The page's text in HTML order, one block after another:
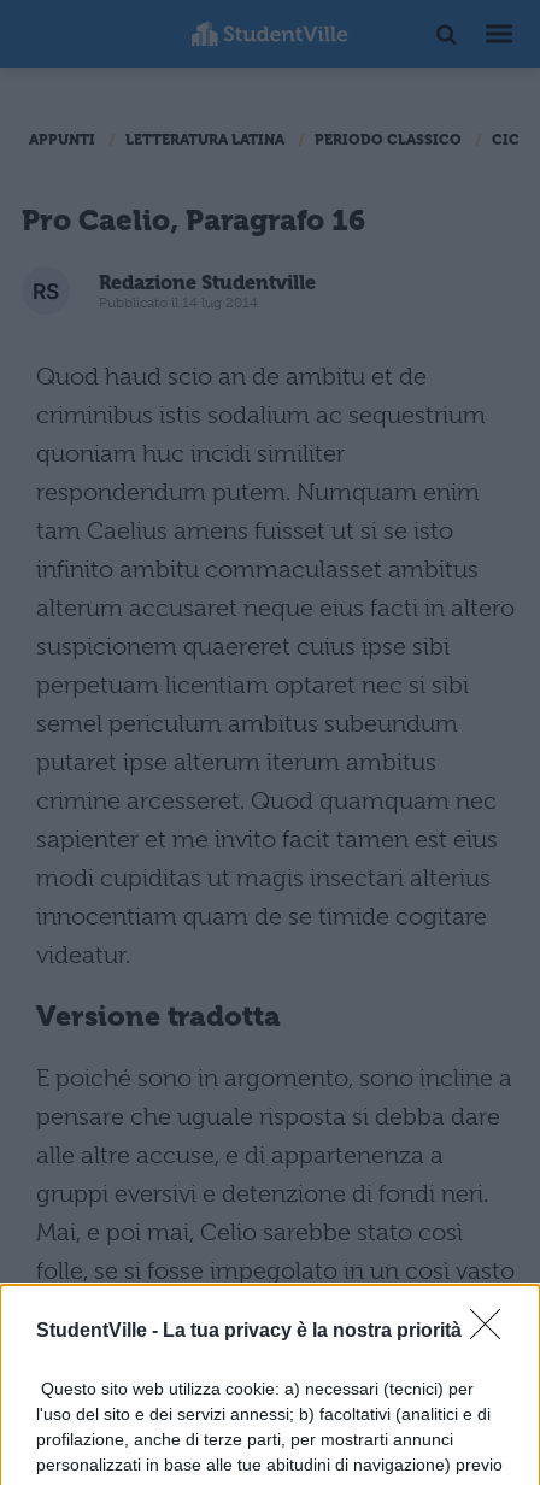
StudentVille - La tua privacy è la nostra priorità
Questo sito web utilizza cookie: a) necessari (tecnici) per
l'uso del sito e dei servizi annessi; b) facoltativi (analitici e di
profilazione, anche di terze parti, per mostrarti annunci
personalizzati in base alle tue abitudini di navigazione) previo
APPUNTI LETTERATURA LATINA PERIODO CLASSICO
Pro Caelio, Paragrafo 16
Redazione Studentville
Pubblicato il 14 lug 2014
Quod haud scio an de ambitu et de
criminibus istis sodalium ac sequestrium
quoniam huc incidi similiter
respondendum putem. Numquam enim
tam Caelius amens fuisset ut si se isto
infinito ambitu commaculasset ambitus
alterum accusaret neque eius facti in altero
suspicionem quaereret cuius ipse sibi
perpetuam licentiam optaret nec si sibi
semel periculum ambitus subeundum
putaret ipse alterum iterum ambitus
crimine arcesseret. Quod quamquam nec
sapienter et me invito facit tamen est eius
modi cupiditas ut magis insectari alterius
innocentiam quam de se timide cogitare
videatur.
Versione tradotta
E poiché sono in argomento, sono incline a
pensare che uguale risposta si debba dare
alle altre accuse, e di appartenenza a
gruppi eversivi e detenzione di fondi neri.
Mai, e poi mai, Celio sarebbe stato così
folle, se si fosse impegolato in un così vasto
intrigo, da accusare altri dell'intrigo stesso,
e da suscitare per altri il sospetto di ciò
ch'egli stesso si proponesse di fare anche in
seguito. Se egli avesse temuto per sé il
pericolo di un'accusa di corruzione